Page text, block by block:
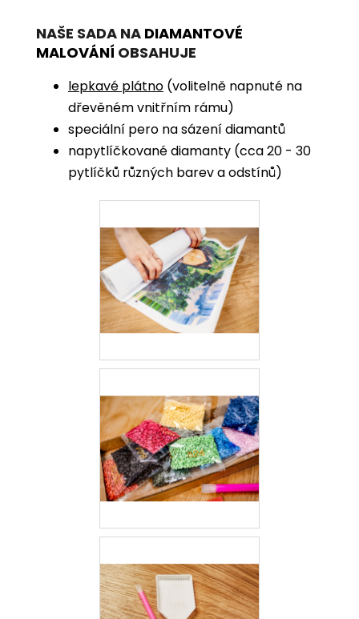
NAŠE SADA NA DIAMANTOVÉ
MALOVÁNÍ OBSAHUJE
lepkavé plátno (volitelně napnuté na
dřevěném vnitřním rámu)
speciální pero na sázení diamantů
napytlíčkované diamanty (cca 20 - 30
pytlíčků různých barev a odstínů)